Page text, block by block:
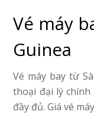
Vé máy
Guinea
Vé máy bay từ
thoại đại lý chính
đầy đủ. Giá vé